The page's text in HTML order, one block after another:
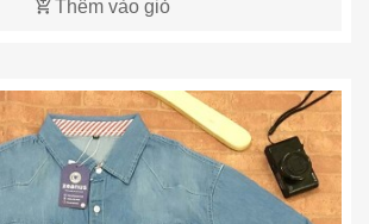
Thêm vào giỏ